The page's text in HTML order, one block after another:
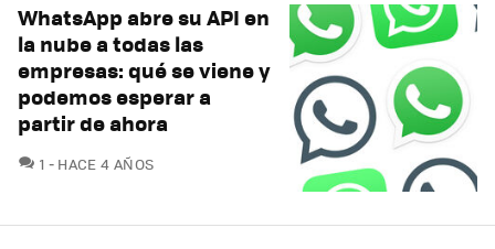
WhatsApp abre su API en
la nube a todas las
empresas: qué se viene y
podemos esperar a
partir de ahora
1 COMENTARIOS
HACE 4 AÑOS